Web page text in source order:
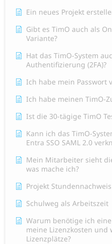
Ein neues Projekt
Gibt es TimO auch als
Variante?
Hat das TimO-System
Authentifizierung (2FA)?
Ich habe mein Passwort
Ich habe meinen TimO-
Ist die 30-tägige TimO
Kann ich das TimO-
Entra SSO SAML 2.0
Mein Mitarbeiter sieht
was mache ich?
Projekt Stundennachweis
Schulweg als Arbeitszeit
Warum benötige ich
meine Lizenzkosten
Lizenzplätze?